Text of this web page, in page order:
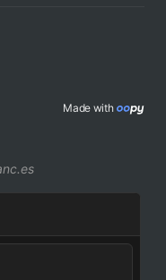
Made with